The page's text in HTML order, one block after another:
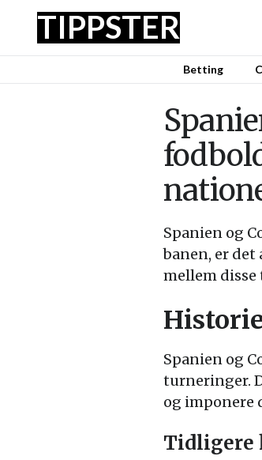
TIPPSTER
Betting
Spanien og
banen, er
mellem
Spanien og
turneringer.
og imponere
Tidligere